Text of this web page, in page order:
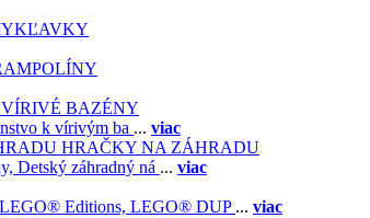
VÍRIVÉ BAZÉNY
k vírivým ba ... viac
HRAČKY NA ZÁHRADU
Detský záhradný ná ... viac
LEGO® Editions, LEGO® DUP ... viac